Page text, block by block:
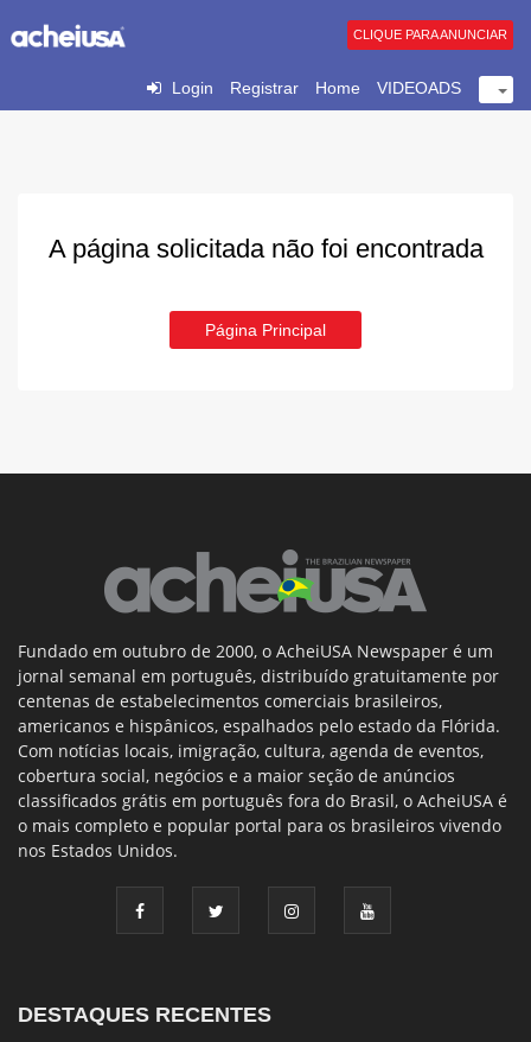
Login Registrar Home VIDEOADS
CLIQUE PARA ANUNCIAR
A página solicitada não foi encontrada
Página Principal
Fundado em outubro de 2000, o AcheiUSA Newspaper é um
jornal semanal em português, distribuído gratuitamente por
centenas de estabelecimentos comerciais brasileiros,
americanos e hispânicos, espalhados pelo estado da Flórida.
Com notícias locais, imigração, cultura, agenda de eventos,
cobertura social, negócios e a maior seção de anúncios
classificados grátis em português fora do Brasil, o AcheiUSA é
o mais completo e popular portal para os brasileiros vivendo
nos Estados Unidos.
DESTAQUES RECENTES